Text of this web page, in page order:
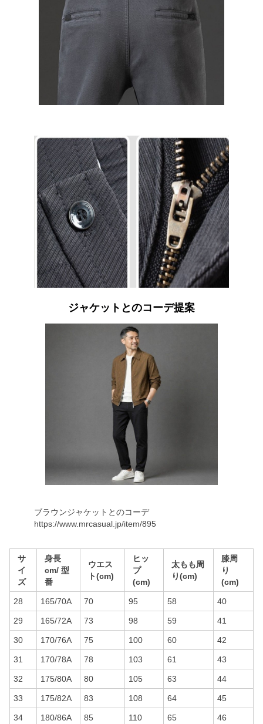
ジャケットとのコーデ提案
ブラウンジャケットとのコーデ
https://www.mrcasual.jp/item/895
サ
イ
ズ
身長
cm/ 型
番
ウエス
ト(cm)
ヒッ
プ
(cm)
太もも周
り(cm)
膝周
り
(cm)
28 165/70A 70 95 58 40
29 165/72A 73 98 59 41
30 170/76A 75 100 60 42
31 170/78A 78 103 61 43
32 175/80A 80 105 63 44
33 175/82A 83 108 64 45
34 180/86A 85 110 65 46